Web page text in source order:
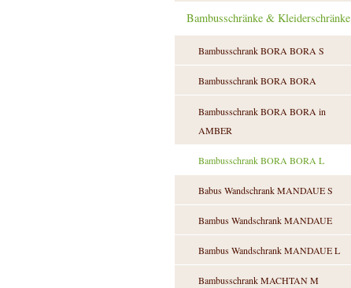
Bambusschränke & Kleiderschränke
Bambusschrank BORA BORA S
Bambusschrank BORA BORA
Bambusschrank BORA BORA in
AMBER
Bambusschrank BORA BORA L
Babus Wandschrank MANDAUE S
Bambus Wandschrank MANDAUE
Bambus Wandschrank MANDAUE L
Bambusschrank MACHTAN M